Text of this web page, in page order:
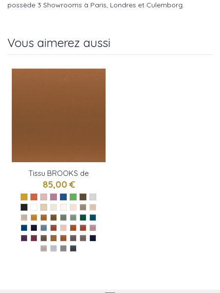
possède 3 Showrooms à Paris, Londres et Culemborg.
Vous aimerez aussi
Tissu BROOKS de
Casamance
85,00 €